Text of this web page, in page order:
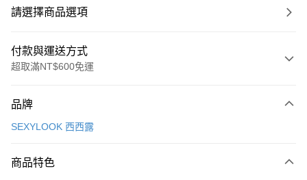
請選擇商品選項
付款與運送方式
超取滿NT$600免運
信用卡一次付款
LINE Pay
品牌
SEXYLOOK 西西露
商品特色